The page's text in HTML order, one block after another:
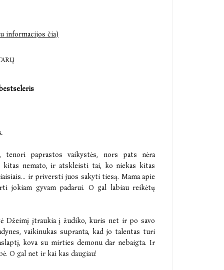
informacijos čia)
tenori paprastos vaikystės, nors pats nėra
kitas nemato, ir atskleisti tai, ko niekas kitas
ir priversti juos sakyti tiesą. Mama apie
jokiam gyvam padarui. O gal labiau reikėtų
Džeimį įtraukia į žudiko, kuris net ir po savo
vaikinukas supranta, kad jo talentas turi
kova su mirties demonu dar nebaigta. Ir
O gal net ir kai kas daugiau!